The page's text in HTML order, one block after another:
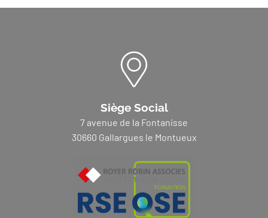
Siège Social
7 avenue de la Fontanisse
30660 Gallargues le Montueux